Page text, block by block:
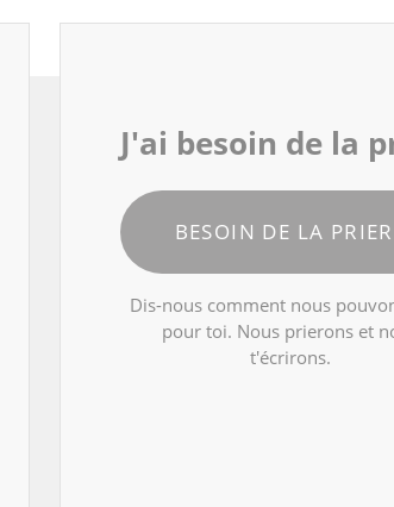
J'ai besoin de la
BESOIN DE LA
Dis-nous comment nous
pour toi. Nous prierons et
t'écrirons.